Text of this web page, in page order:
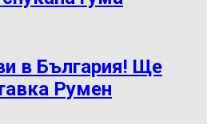
в България! Ще
Румен